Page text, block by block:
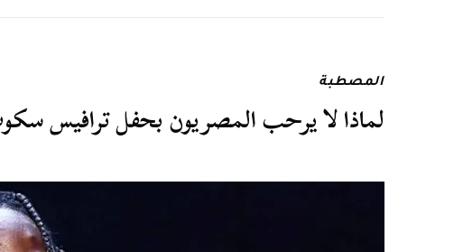
المصطبة
لماذا لا يرحب المصريون بحفل ترافيس